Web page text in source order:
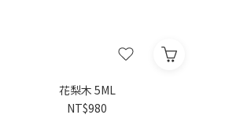
花梨木 5ML
NT$980